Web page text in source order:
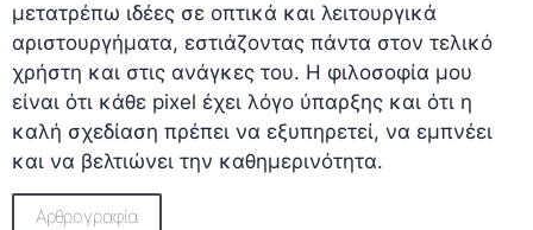
μετατρέπω ιδέες σε οπτικά και λειτουργικά
αριστουργήματα, εστιάζοντας πάντα στον τελικό
χρήστη και στις ανάγκες του. Η φιλοσοφία μου
είναι ότι κάθε pixel έχει λόγο ύπαρξης και ότι η
καλή σχεδίαση πρέπει να εξυπηρετεί, να εμπνέει
και να βελτιώνει την καθημερινότητα.
Αρθρογραφία